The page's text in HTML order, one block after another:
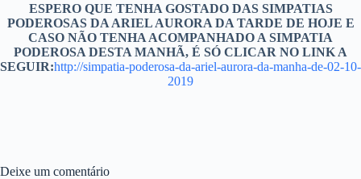
ESPERO QUE TENHA GOSTADO DAS SIMPATIAS
PODEROSAS DA ARIEL AURORA DA TARDE DE HOJE E
CASO NÃO TENHA ACOMPANHADO A SIMPATIA
PODEROSA DESTA MANHÃ, É SÓ CLICAR NO LINK A
SEGUIR:http://simpatia-poderosa-da-ariel-aurora-da-manha-de-02-10-
2019
Deixe um comentário